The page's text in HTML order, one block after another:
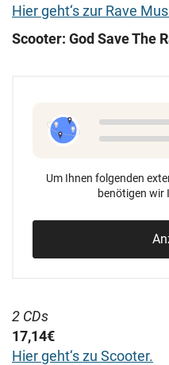
Hier geht‘s zur Rave
Scooter: God Save The
Um Ihnen folgenden
benötigen wir
2 CDs
17,14€
Hier geht‘s zu Scooter.